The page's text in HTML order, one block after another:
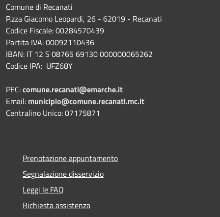
Comune di Recanati
P.zza Giacomo Leopardi, 26 - 62019 - Recanati
Codice Fiscale: 00284570439
Partita IVA: 00092110436
IBAN: IT 12 S 08765 69130 000000065262
Codice IPA: UFZ68Y
PEC:comune.recanati@emarche.it
Email: municipio@comune.recanati.mc.it
Centralino Unico: 07175871
Prenotazione appuntamento
Segnalazione disservizio
Leggi le FAQ
Richiesta assistenza